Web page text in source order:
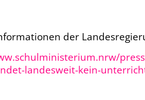
der
landesweit-kein-